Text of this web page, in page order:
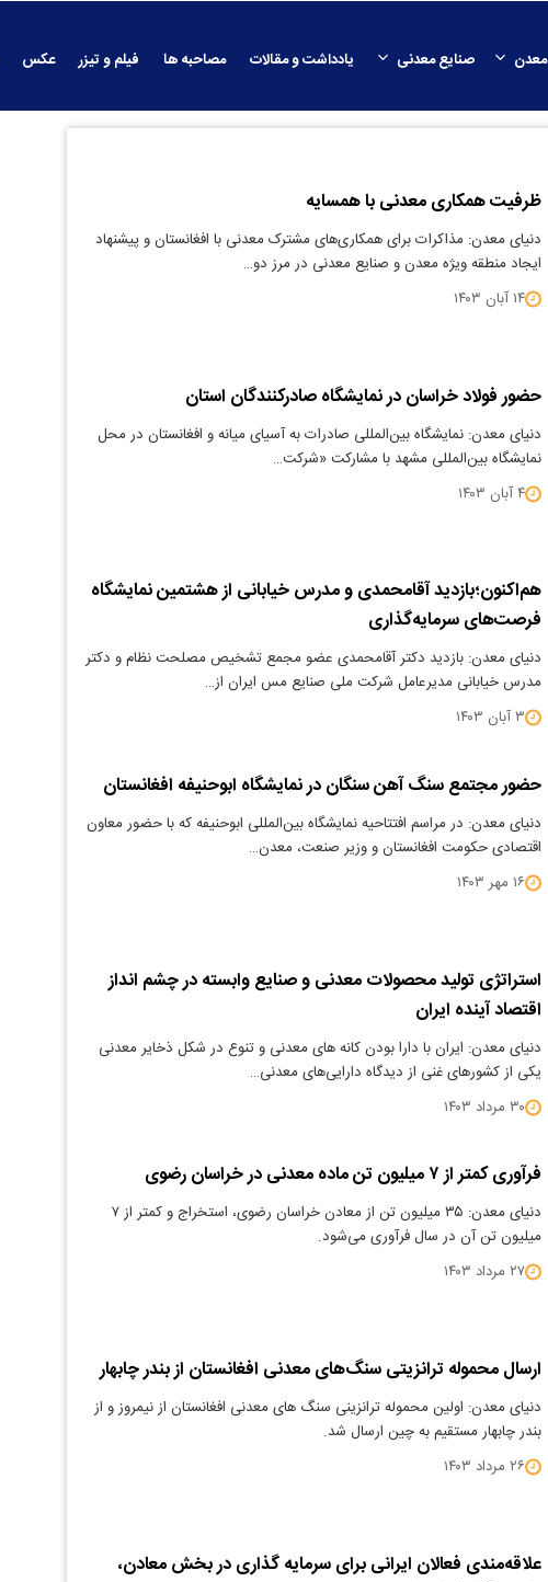
معدن صنایع معدنی یادداشت و مقالات مصاحبه ها فیلم و تیزر عکس
ظرفیت همکاری معدنی با همسایه
دنیای معدن: مذاکرات برای همکاری‌های مشترک معدنی با افغانستان و پیشنهاد
ایجاد منطقه ویژه معدن و صنایع معدنی در مرز دو…
۱۴ آبان ۱۴۰۳
حضور فولاد خراسان در نمایشگاه صادرکنندگان استان
دنیای معدن: نمایشگاه بین‌المللی صادرات به آسیای میانه و افغانستان در محل
نمایشگاه بین‌المللی مشهد با مشارکت «شرکت…
۴ آبان ۱۴۰۳
هم‌اکنون؛بازدید آقامحمدی و مدرس خیابانی از هشتمین نمایشگاه
فرصت‌های سرمایه‌گذاری
دنیای معدن: بازدید دکتر آقامحمدی عضو مجمع تشخیص مصلحت نظام و دکتر
مدرس خیابانی مدیرعامل شرکت ملی صنایع مس ایران از…
۳ آبان ۱۴۰۳
حضور مجتمع سنگ آهن سنگان در نمایشگاه ابوحنیفه افغانستان
دنیای معدن: در مراسم افتتاحیه نمایشگاه بین‌المللی ابوحنیفه که با حضور معاون
اقتصادی حکومت افغانستان و وزیر صنعت، معدن…
۱۶ مهر ۱۴۰۳
استراتژی تولید محصولات معدنی و صنایع وابسته در چشم انداز
اقتصاد آینده ایران
دنیای معدن: ایران با دارا بودن کانه ­های معدنی و تنوع در شکل ذخایر معدنی
یکی از کشورهای غنی از دیدگاه دارایی‌های معدنی…
۳۰ مرداد ۱۴۰۳
فرآوری کمتر از ۷ میلیون تن ماده معدنی در خراسان رضوی
دنیای معدن: ۳۵ میلیون تن از معادن خراسان رضوی، استخراج و کمتر از ۷
میلیون تن آن در سال فرآوری می‌شود.
۲۷ مرداد ۱۴۰۳
ارسال محموله ترانزیتی سنگ‌های معدنی افغانستان از بندر چابهار
دنیای معدن: اولین محموله ترانزینی سنگ های معدنی افغانستان از نیمروز و از
بندر چابهار مستقیم به چین ارسال شد.
۲۶ مرداد ۱۴۰۳
علاقه‌مندی فعالان ایرانی برای سرمایه گذاری در بخش معادن،